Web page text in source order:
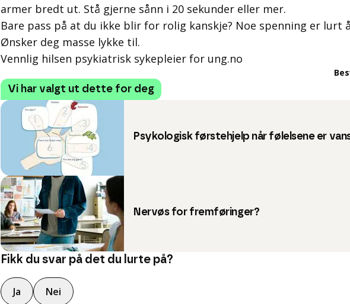
armer bredt ut. Stå gjerne sånn i 20 sekunder eller mer.
Bare pass på at du ikke blir for rolig kanskje? Noe spenning er lurt
Ønsker deg masse lykke til.
Vennlig hilsen psykiatrisk sykepleier for ung.no
Vi har valgt ut dette for deg
Psykologisk førstehjelp når følelsene er
Nervøs for fremføringer?
Fikk du svar på det du lurte på?
Ja Nei